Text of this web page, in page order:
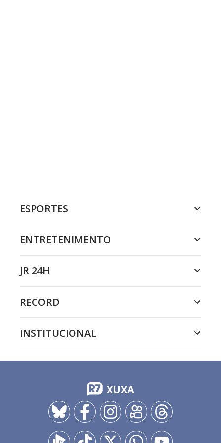
ESPORTES
ENTRETENIMENTO
JR 24H
RECORD
INSTITUCIONAL
XUXA